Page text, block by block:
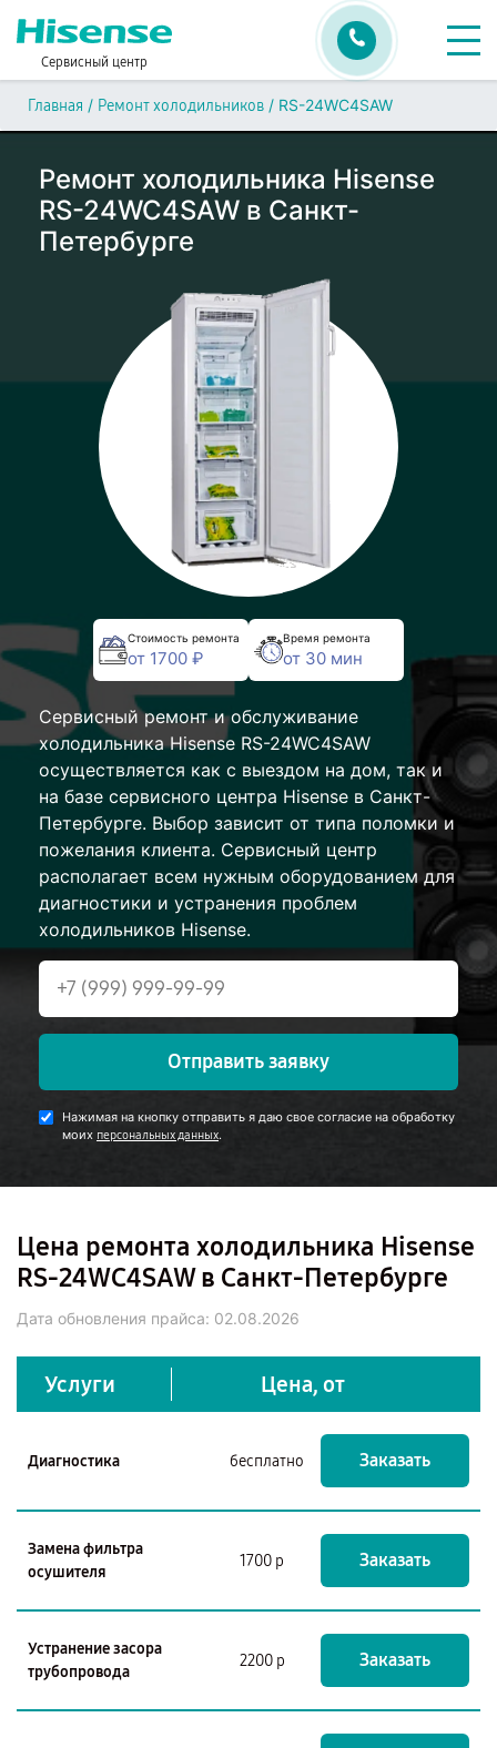
Сервисный центр
Главная / Ремонт холодильников / RS-24WC4SAW
Ремонт холодильника Hisense
RS-24WC4SAW в Санкт-
Петербурге
Стоимость ремонта
от 1700 ₽
Время ремонта
от 30 мин
Сервисный ремонт и обслуживание
холодильника Hisense RS-24WC4SAW
осуществляется как с выездом на дом, так и
на базе сервисного центра Hisense в Санкт-
Петербурге. Выбор зависит от типа поломки и
пожелания клиента. Сервисный центр
располагает всем нужным оборудованием для
диагностики и устранения проблем
холодильников Hisense.
Отправить заявку
Нажимая на кнопку отправить я даю свое согласие на обработку
моих персональных данных.
Цена ремонта холодильника Hisense
RS-24WC4SAW в Санкт-Петербурге
Дата обновления прайса: 02.08.2026
Услуги Цена, от
Диагностика бесплатно Заказать
Замена фильтра
осушителя
1700 р Заказать
Устранение засора
трубопровода
2200 р Заказать